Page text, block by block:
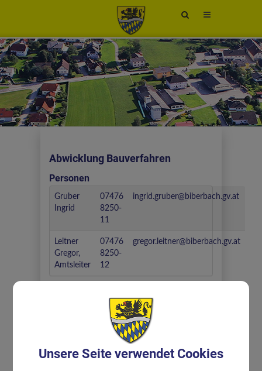
Site
toggle
Abwicklung Bauverfahren
Personen
Gruber
Ingrid
07476
8250-
11
ingrid.gruber@biberbach.gv.at
Leitner
Gregor,
Amtsleiter
07476
8250-
12
gregor.leitner@biberbach.gv.at
Unsere Seite verwendet Cookies